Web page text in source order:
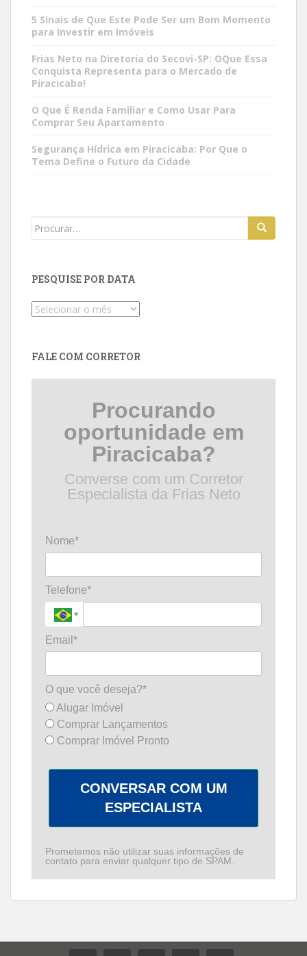
5 Sinais de Que Este Pode Ser um Bom Momento
para Investir em Imóveis
Frias Neto na Diretoria do Secovi-SP: OQue Essa
Conquista Representa para o Mercado de
Piracicaba!
O Que É Renda Familiar e Como Usar Para
Comprar Seu Apartamento
Segurança Hídrica em Piracicaba: Por Que o
Tema Define o Futuro da Cidade
Search
PESQUISE POR DATA
Pesquise
FALE COM CORRETOR
Procurando
oportunidade em
Piracicaba?
Converse com um Corretor
Especialista da Frias Neto
Nome*
Telefone*
Email*
O que você deseja?*
Alugar Imóvel
Comprar Lançamentos
Comprar Imóvel Pronto
CONVERSAR COM UM
ESPECIALISTA
Prometemos não utilizar suas informações de
contato para enviar qualquer tipo de SPAM.